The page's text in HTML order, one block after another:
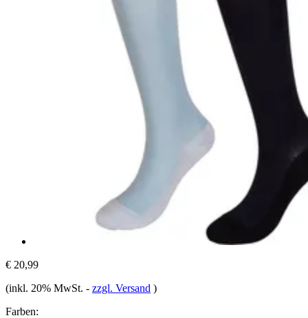
€ 20,99
(inkl. 20% MwSt. - zzgl. Versand )
Farben: